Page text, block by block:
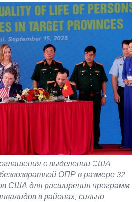
о выделении США
ОПР в размере 32
США для расширения программ
в районах, сильно